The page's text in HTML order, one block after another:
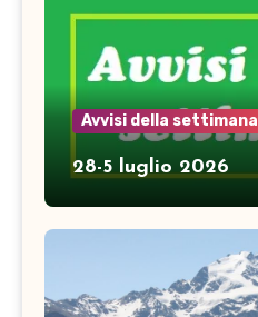
Avvisi della settimana
28-5 luglio 2026